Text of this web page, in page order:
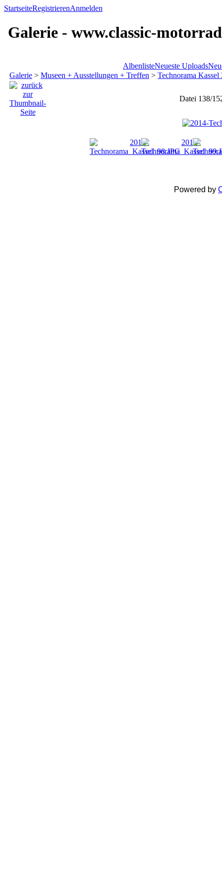
StartseiteRegistrierenAnmelden
Galerie - www.classic-
AlbenlisteNeueste Uploads
Galerie > Museen + Ausstellungen + Treffen > Technorama Kassel
Datei 138/
Powered by